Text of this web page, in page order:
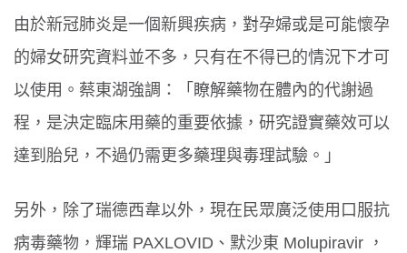
由於新冠肺炎是一個新興疾病，對孕婦或是可能懷孕
的婦女研究資料並不多，只有在不得已的情況下才可
以使用。蔡東湖強調：「瞭解藥物在體內的代謝過
程，是決定臨床用藥的重要依據，研究證實藥效可以
達到胎兒，不過仍需更多藥理與毒理試驗。」
另外，除了瑞德西韋以外，現在民眾廣泛使用口服抗
病毒藥物，輝瑞 PAXLOVID、默沙東 Molupiravir ，